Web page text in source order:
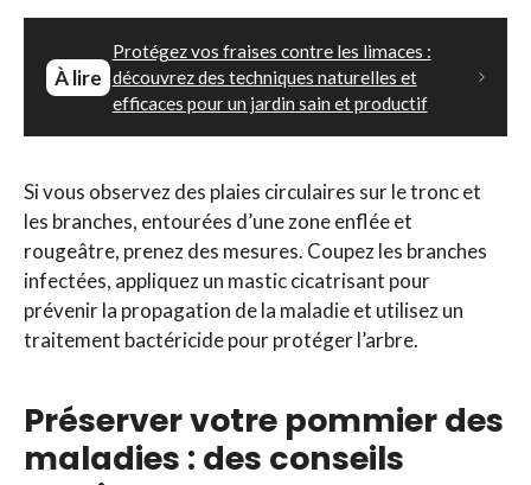
À lire
Protégez vos fraises contre les limaces :
découvrez des techniques naturelles et
efficaces pour un jardin sain et productif
Si vous observez des plaies circulaires sur le tronc et
les branches, entourées d’une zone enflée et
rougeâtre, prenez des mesures. Coupez les branches
infectées, appliquez un mastic cicatrisant pour
prévenir la propagation de la maladie et utilisez un
traitement bactéricide pour protéger l’arbre.
Préserver votre pommier des
maladies : des conseils